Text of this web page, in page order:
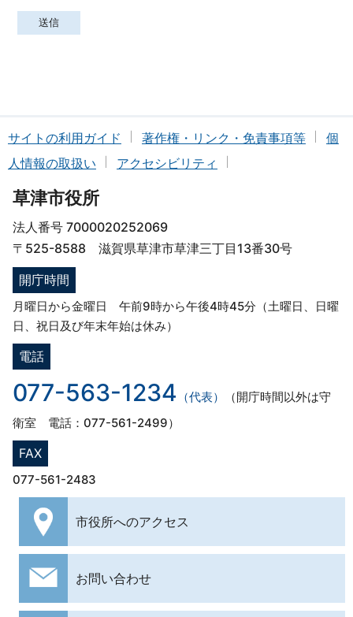
サイトの利用ガイド 著作権・リンク・免責事項等
個
人情報の取扱い
アクセシビリティ
草津市役所
法人番号 7000020252069
〒525-8588 滋賀県草津市草津三丁目13番30号
開庁時間
月曜日から金曜日 午前9時から午後4時45分（土曜日、日曜
日、祝日及び年末年始は休み）
電話
077-563-1234 （代表）
（開庁時間以外は守
衛室 電話：077-561-2499）
FAX
077-561-2483
市役所へのアクセス
お問い合わせ